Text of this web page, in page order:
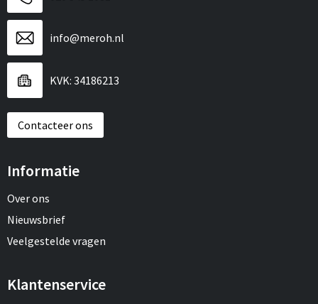
info@meroh.nl
KVK: 34186213
Contacteer ons
Informatie
Over ons
Nieuwsbrief
Veelgestelde vragen
Klantenservice